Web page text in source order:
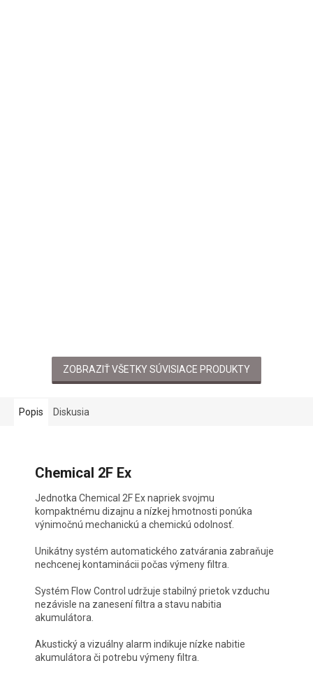
ZOBRAZIŤ VŠETKY SÚVISIACE PRODUKTY
Popis Diskusia
Chemical 2F Ex
Jednotka Chemical 2F Ex napriek svojmu
kompaktnému dizajnu a nízkej hmotnosti ponúka
výnimočnú mechanickú a chemickú odolnosť.
Unikátny systém automatického zatvárania zabraňuje
nechcenej kontaminácii počas výmeny filtra.
Systém Flow Control udržuje stabilný prietok vzduchu
nezávisle na zanesení filtra a stavu nabitia
akumulátora.
Akustický a vizuálny alarm indikuje nízke nabitie
akumulátora či potrebu výmeny filtra.